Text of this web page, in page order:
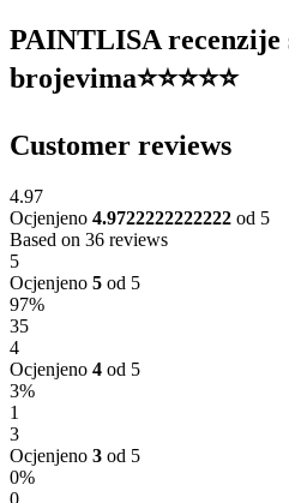
PAINTLISA recenzije
brojevima⭐️⭐️⭐️⭐️⭐️
Customer reviews
4.97
Ocjenjeno 4.9722222222222 od 5
Based on 36 reviews
5
Ocjenjeno 5 od 5
97%
35
4
Ocjenjeno 4 od 5
3%
1
3
Ocjenjeno 3 od 5
0%
0